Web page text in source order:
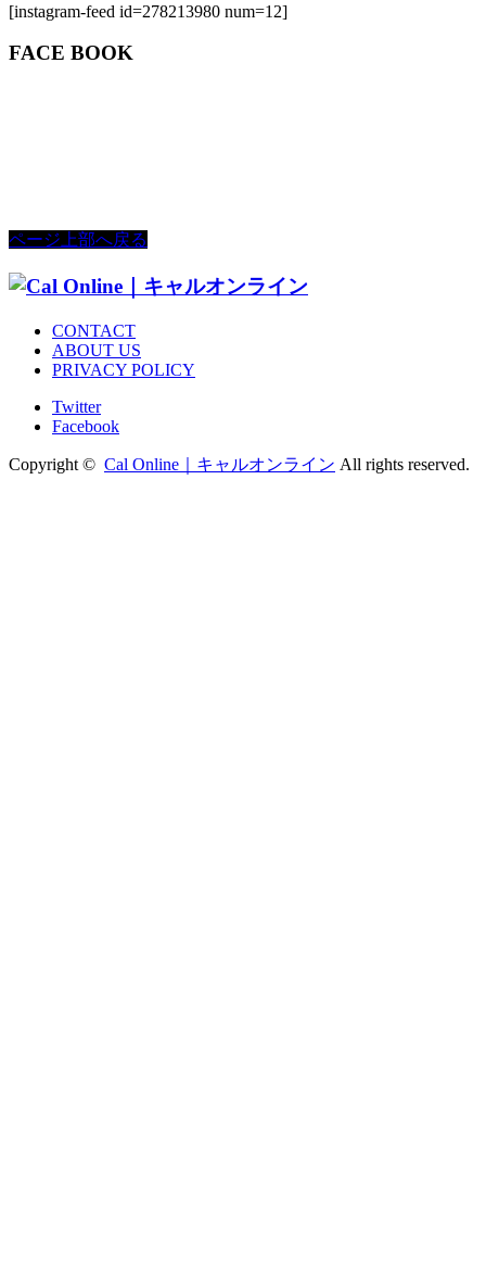
[instagram-feed id=278213980 num=12]
FACE BOOK
ページ上部へ戻る
CONTACT
ABOUT US
PRIVACY POLICY
Twitter
Facebook
Copyright © Cal Online｜キャルオンライン All rights reserved.